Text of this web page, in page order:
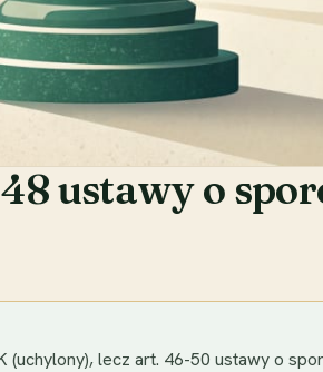
ustawy o
lecz art. 46-50 ustawy o